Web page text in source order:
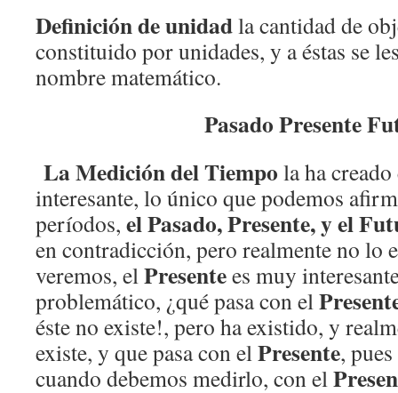
Definición de unidadla cantidad de
constituido por unidades, y a éstas se
nombre matemático.
Pasado Presente
La Medición del Tiempo la ha
interesante, lo único que podemos
períodos, el Pasado, Presente, y el
en contradicción, pero realmente no lo
veremos, elPresentees muy
problemático, ¿qué pasa con el
éste no existe!, pero ha existido, y
existe, y que pasa con elPresente,
cuando debemos medirlo, con el